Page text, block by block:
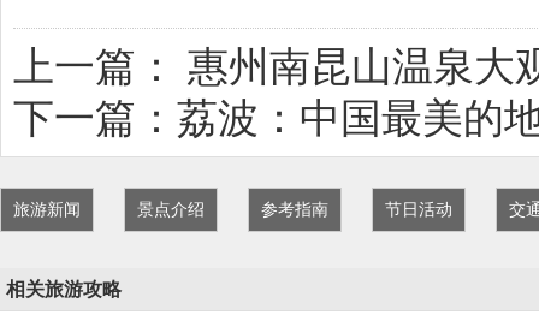
貌。
巴厘岛旅游注意事项：
1、请紧记旅程中集合
遇特殊情况需和领队商
以二人一间为原则，外
上一篇： 惠州南昆山温泉大
下一篇： 荔波：中国最美的
旅游新闻 景点介绍 参考指南 节日活动 交
相关旅游攻略